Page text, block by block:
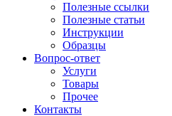
Полезные ссылки
Полезные статьи
Инструкции
Образцы
Вопрос-ответ
Услуги
Товары
Прочее
Контакты